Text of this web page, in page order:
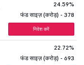
24.59%
फंड साइज़ (करोड़) - 378
निवेश करें
22.72%
फंड साइज़ (करोड़) - 693